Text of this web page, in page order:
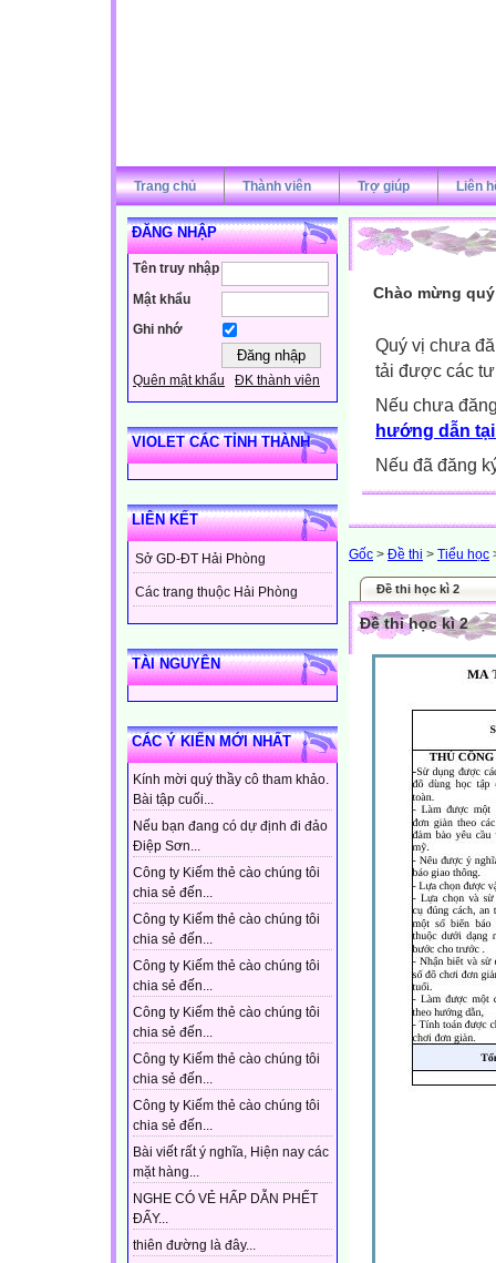
Trang chủ Thành viên Trợ giúp Liên
ĐĂNG NHẬP
Tên truy nhập
Mật khẩu
Ghi nhớ
Quên mật khẩu ĐK thành viên
VIOLET CÁC TỈNH THÀNH
LIÊN KẾT
Sở GD-ĐT Hải Phòng
Các trang thuộc Hải Phòng
TÀI NGUYÊN
CÁC Ý KIẾN MỚI NHẤT
Kính mời quý thầy cô tham khảo.
Bài tập cuối...
Nếu bạn đang có dự định đi đảo
Điệp Sơn...
Công ty Kiếm thẻ cào chúng tôi
chia sẻ đến...
Công ty Kiếm thẻ cào chúng tôi
chia sẻ đến...
Công ty Kiếm thẻ cào chúng tôi
chia sẻ đến...
Công ty Kiếm thẻ cào chúng tôi
chia sẻ đến...
Công ty Kiếm thẻ cào chúng tôi
chia sẻ đến...
Công ty Kiếm thẻ cào chúng tôi
chia sẻ đến...
Bài viết rất ý nghĩa, Hiện nay các
mặt hàng...
NGHE CÓ VẺ HẤP DẪN PHẾT
ĐẤY...
thiên đường là đây...
Chào mừng
Quý vị chưa
tải được các
Nếu chưa
hướng dẫn
Nếu đã đăng
Gốc > Đề thi > Tiểu học
Đề thi học kì 2
Đề thi học kì 2